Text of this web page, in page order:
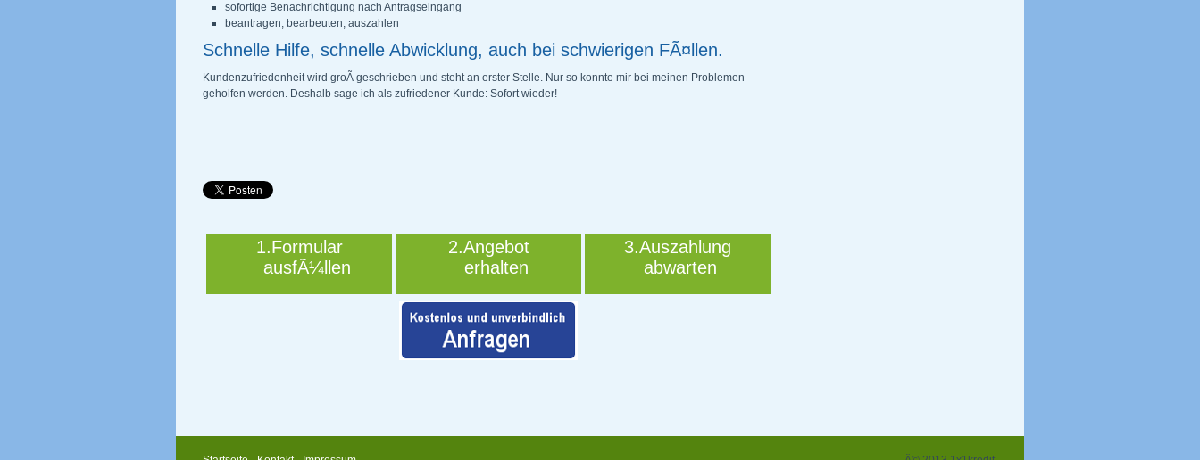
sofortige Benachrichtigung nach Antragseingang
beantragen, bearbeuten, auszahlen
Schnelle Hilfe, schnelle Abwicklung, auch bei schwierigen FÃ¤llen.
Kundenzufriedenheit wird groÃ geschrieben und steht an erster Stelle. Nur so konnte mir bei meinen Problemen
geholfen werden. Deshalb sage ich als zufriedener Kunde: Sofort wieder!
1.Formular
ausfÃ¼llen
2.Angebot
erhalten
3.Auszahlung
abwarten